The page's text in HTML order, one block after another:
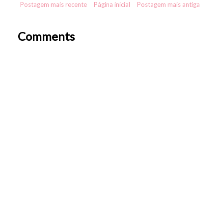
Postagem mais recente Postagem mais antiga
Página inicial
Comments